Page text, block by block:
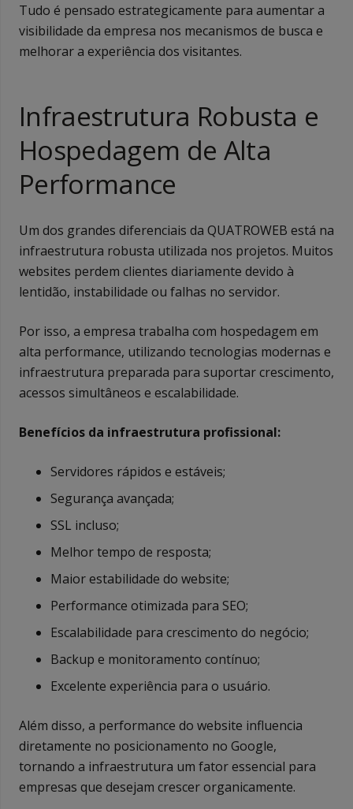
Tudo é pensado estrategicamente para aumentar a
visibilidade da empresa nos mecanismos de busca e
melhorar a experiência dos visitantes.
Infraestrutura Robusta e
Hospedagem de Alta
Performance
Um dos grandes diferenciais da QUATROWEB está na
infraestrutura robusta utilizada nos projetos. Muitos
websites perdem clientes diariamente devido à
lentidão, instabilidade ou falhas no servidor.
Por isso, a empresa trabalha com hospedagem em
alta performance, utilizando tecnologias modernas e
infraestrutura preparada para suportar crescimento,
acessos simultâneos e escalabilidade.
Benefícios da infraestrutura profissional:
Servidores rápidos e estáveis;
Segurança avançada;
SSL incluso;
Melhor tempo de resposta;
Maior estabilidade do website;
Performance otimizada para SEO;
Escalabilidade para crescimento do negócio;
Backup e monitoramento contínuo;
Excelente experiência para o usuário.
Além disso, a performance do website influencia
diretamente no posicionamento no Google,
tornando a infraestrutura um fator essencial para
empresas que desejam crescer organicamente.